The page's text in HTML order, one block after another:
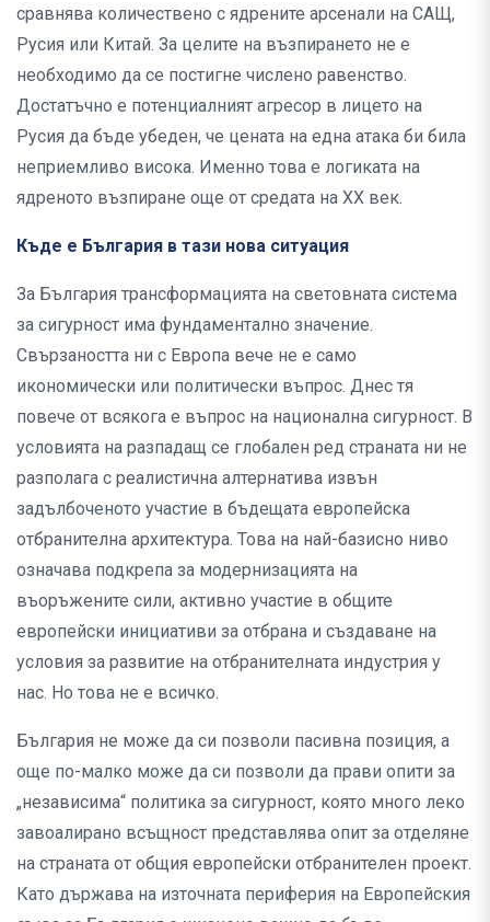
сравнява количествено с ядрените арсенали на САЩ,
Русия или Китай. За целите на възпирането не е
необходимо да се постигне числено равенство.
Достатъчно е потенциалният агресор в лицето на
Русия да бъде убеден, че цената на една атака би била
неприемливо висока. Именно това е логиката на
ядреното възпиране още от средата на XX век.
Къде е България в тази нова ситуация
За България трансформацията на световната система
за сигурност има фундаментално значение.
Свързаността ни с Европа вече не е само
икономически или политически въпрос. Днес тя
повече от всякога е въпрос на национална сигурност. В
условията на разпадащ се глобален ред страната ни не
разполага с реалистична алтернатива извън
задълбоченото участие в бъдещата европейска
отбранителна архитектура. Това на най-базисно ниво
означава подкрепа за модернизацията на
въоръжените сили, активно участие в общите
европейски инициативи за отбрана и създаване на
условия за развитие на отбранителната индустрия у
нас. Но това не е всичко.
България не може да си позволи пасивна позиция, а
още по-малко може да си позволи да прави опити за
„независима“ политика за сигурност, която много леко
завоалирано всъщност представлява опит за отделяне
на страната от общия европейски отбранителен проект.
Като държава на източната периферия на Европейския